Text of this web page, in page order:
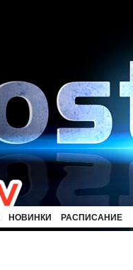
НОВИНКИ РАСПИСАНИЕ